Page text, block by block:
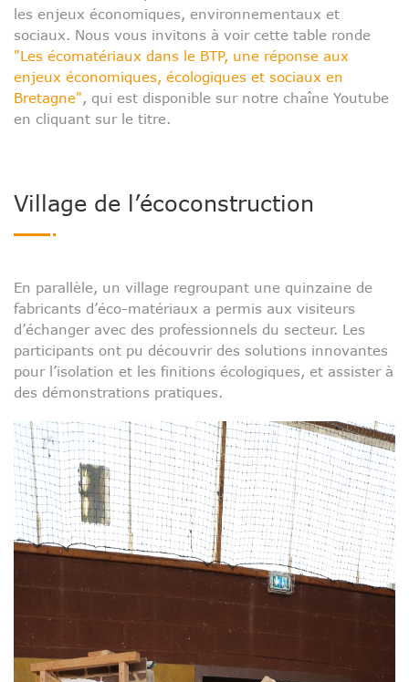
les enjeux économiques, environnementaux et
sociaux. Nous vous invitons à voir cette table ronde
"Les écomatériaux dans le BTP, une réponse aux
enjeux économiques, écologiques et sociaux en
Bretagne", qui est disponible sur notre chaîne Youtube
en cliquant sur le titre.
Village de l’écoconstruction
En parallèle, un village regroupant une quinzaine de
fabricants d’éco-matériaux a permis aux visiteurs
d’échanger avec des professionnels du secteur. Les
participants ont pu découvrir des solutions innovantes
pour l’isolation et les finitions écologiques, et assister à
des démonstrations pratiques.